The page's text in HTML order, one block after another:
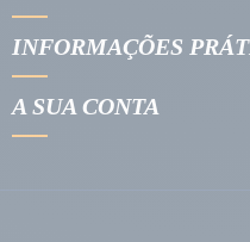
INFORMAÇÕES
A SUA CONTA